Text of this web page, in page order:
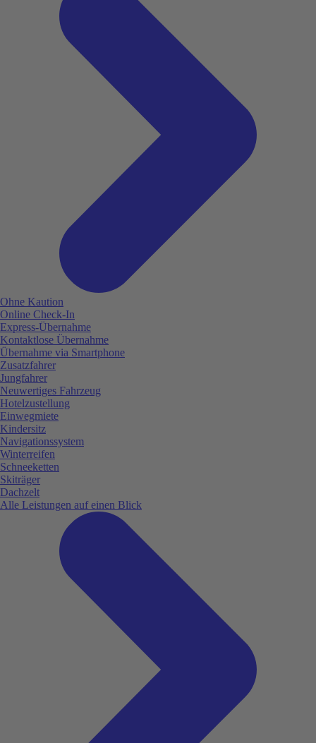
Ohne Kaution
Online Check-In
Express-Übernahme
Kontaktlose Übernahme
Übernahme via Smartphone
Zusatzfahrer
Jungfahrer
Neuwertiges Fahrzeug
Hotelzustellung
Einwegmiete
Kindersitz
Navigationssystem
Winterreifen
Schneeketten
Skiträger
Dachzelt
Alle Leistungen auf einen Blick